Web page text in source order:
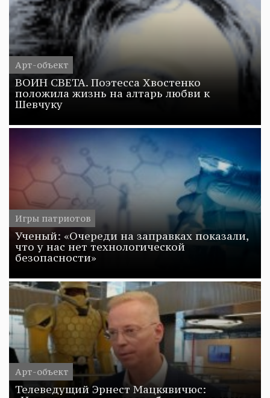
Арт-объект
ВОИН СВЕТА. Поэтесса Хвостенко
положила жизнь на алтарь любви к
Шевчуку
Игры патриотов
Ученый: «Очереди на заправках показали,
что у нас нет технологической
безопасности»
Арт-объект
Телеведущий Эрнест Мацкявичюс: